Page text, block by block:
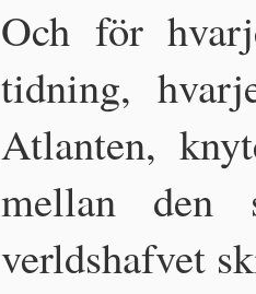
Och för
tidning,
Atlanten,
mellan den
verldshafvet